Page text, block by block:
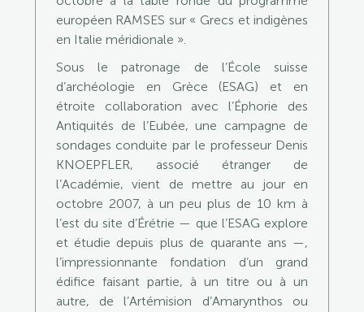
européen RAMSES sur « Grecs et indigènes
en Italie méridionale ».
Sous le patronage de l’École suisse
d’archéologie en Grèce (ESAG) et en
étroite collaboration avec l’Éphorie des
Antiquités de l’Eubée, une campagne de
sondages conduite par le professeur Denis
KNOEPFLER, associé étranger de
l’Académie, vient de mettre au jour en
octobre 2007, à un peu plus de 10 km à
l’est du site d’Érétrie — que l’ESAG explore
et étudie depuis plus de quarante ans —,
l’impressionnante fondation d’un grand
édifice faisant partie, à un titre ou à un
autre, de l’Artémision d’Amarynthos ou